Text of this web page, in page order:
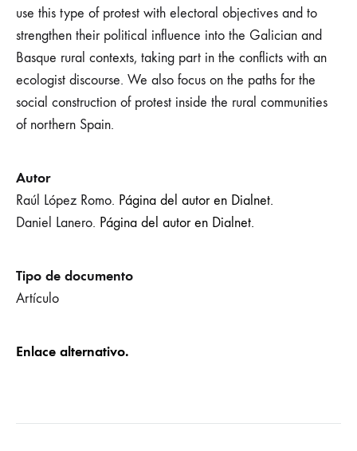
use this type of protest with electoral objectives and to
strengthen their political influence into the Galician and
Basque rural contexts, taking part in the conflicts with an
ecologist discourse. We also focus on the paths for the
social construction of protest inside the rural communities
of northern Spain.
Autor
Raúl López Romo. Página del autor en Dialnet.
Daniel Lanero. Página del autor en Dialnet.
Tipo de documento
Artículo
Enlace alternativo.